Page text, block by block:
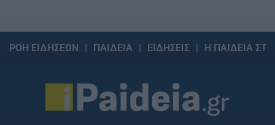
ΡΟΗ ΕΙΔΗΣΕΩΝ ΠΑΙΔΕΙΑ ΕΙΔΗΣΕΙΣ Η ΠΑΙΔΕΙΑ